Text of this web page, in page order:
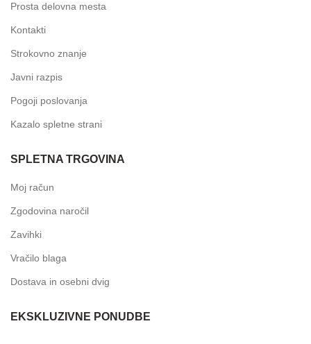
Prosta delovna mesta
Kontakti
Strokovno znanje
Javni razpis
Pogoji poslovanja
Kazalo spletne strani
SPLETNA TRGOVINA
Moj račun
Zgodovina naročil
Zavihki
Vračilo blaga
Dostava in osebni dvig
EKSKLUZIVNE PONUDBE